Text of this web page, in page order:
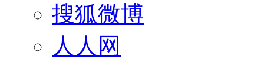
搜狐微博
人人网